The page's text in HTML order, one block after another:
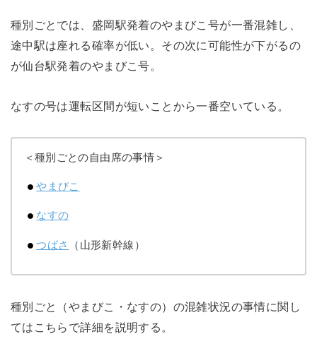
種別ごとでは、盛岡駅発着のやまびこ号が一番混雑し、
途中駅は座れる確率が低い。その次に可能性が下がるの
が仙台駅発着のやまびこ号。
なすの号は運転区間が短いことから一番空いている。
＜種別ごとの自由席の事情＞
やまびこ
なすの
つばさ （山形新幹線）
種別ごと（やまびこ・なすの）の混雑状況の事情に関し
てはこちらで詳細を説明する。